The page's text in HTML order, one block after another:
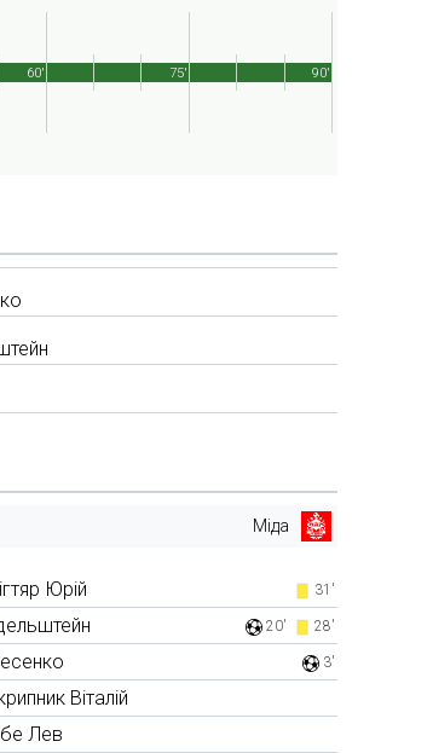
90'
60' 75'
Міда
Юрій 31'
20' 28'
3'
Віталій
Лев